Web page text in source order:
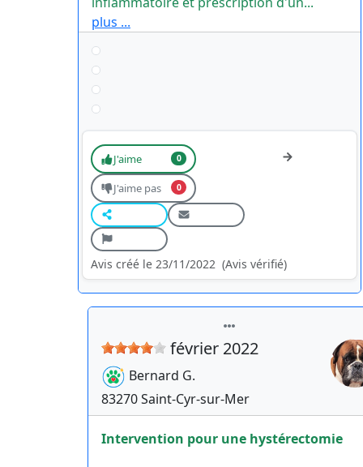
plus ...
J'aime 0
J'aime pas 0
Avis créé le 23/11/2022 (Avis vérifié)
février 2022
Bernard G.
83270Saint-Cyr-sur-Mer
Intervention pour une hystérectomie